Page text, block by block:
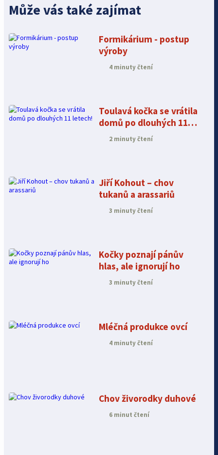
Může vás také zajímat
Formikárium - postup
výroby
4 minuty čtení
Toulavá kočka se vrátila
domů po dlouhých 11
letech!
2 minuty čtení
Jiří Kohout – chov
tukanů a arassariů
3 minuty čtení
Kočky poznají pánův
hlas, ale ignorují ho
3 minuty čtení
Mléčná produkce ovcí
4 minuty čtení
Chov živorodky duhové
6 minut čtení